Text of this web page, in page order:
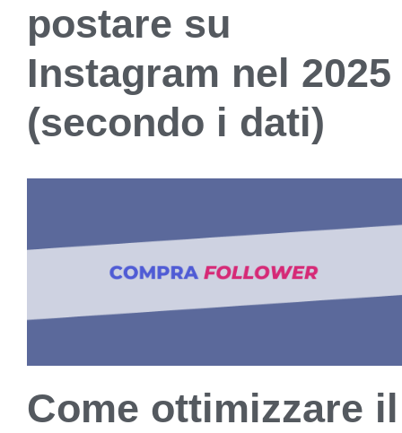
postare su
Instagram nel 2025
(secondo i dati)
Come ottimizzare il